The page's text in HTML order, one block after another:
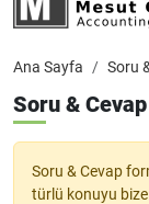
Ana Sayfa Soru
Soru & Cevap
Soru & Cevap
türlü konuyu